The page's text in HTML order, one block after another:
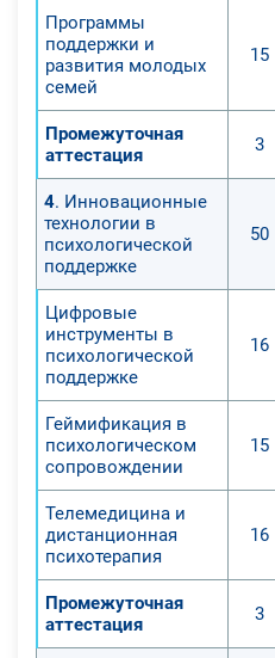
Программы
поддержки и
развития молодых
семей
15
Промежуточная
аттестация
3
4. Инновационные
технологии в
психологической
поддержке
50
Цифровые
инструменты в
психологической
поддержке
16
Геймификация в
психологическом
сопровождении
15
Телемедицина и
дистанционная
психотерапия
16
Промежуточная
аттестация
3